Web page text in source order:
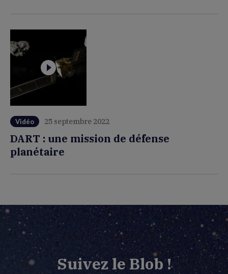
Vidéo 25 septembre 2022
DART : une mission de défense
planétaire
Suivez le Blob !